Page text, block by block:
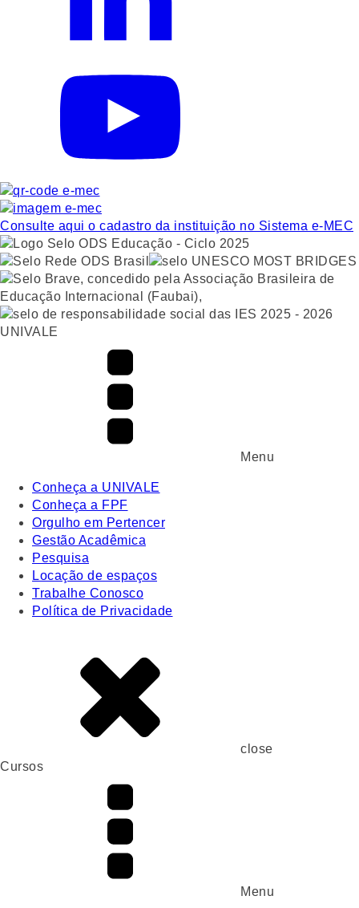
Consulte aqui o cadastro da instituição no Sistema e-MEC
UNIVALE
Menu
Conheça a UNIVALE
Conheça a FPF
Orgulho em Pertencer
Gestão Acadêmica
Pesquisa
Locação de espaços
Trabalhe Conosco
Política de Privacidade
close
Cursos
Menu